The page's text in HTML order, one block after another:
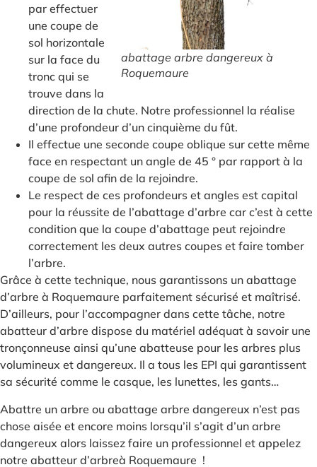
abattage arbre dangereux à
Roquemaure
par effectuer
une coupe de
sol horizontale
sur la face du
tronc qui se
trouve dans la
direction de la chute. Notre professionnel la réalise
d’une profondeur d’un cinquième du fût.
Il effectue une seconde coupe oblique sur cette même
face en respectant un angle de 45 ° par rapport à la
coupe de sol afin de la rejoindre.
Le respect de ces profondeurs et angles est capital
pour la réussite de l’abattage d’arbre car c’est à cette
condition que la coupe d’abattage peut rejoindre
correctement les deux autres coupes et faire tomber
l’arbre.
Grâce à cette technique, nous garantissons un abattage
d’arbre à Roquemaure parfaitement sécurisé et maîtrisé.
D’ailleurs, pour l’accompagner dans cette tâche, notre
abatteur d’arbre dispose du matériel adéquat à savoir une
tronçonneuse ainsi qu’une abatteuse pour les arbres plus
volumineux et dangereux. Il a tous les EPI qui garantissent
sa sécurité comme le casque, les lunettes, les gants…
Abattre un arbre ou abattage arbre dangereux n’est pas
chose aisée et encore moins lorsqu’il s’agit d’un arbre
dangereux alors laissez faire un professionnel et appelez
notre abatteur d’arbreà Roquemaure !